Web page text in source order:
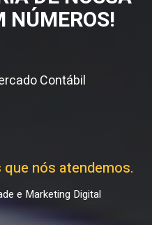
NÚMEROS!
Contábil
nós atendemos.
e Marketing Digital